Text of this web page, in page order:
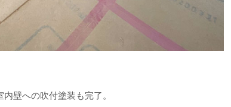
壁への吹付塗装も完了。